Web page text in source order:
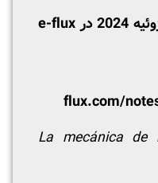
e-flux
flux.com/
La mecánica de